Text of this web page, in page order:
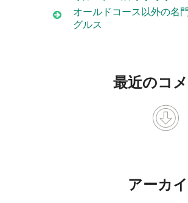
オールドコース以外の名
グルス
最近のコ
アーカ